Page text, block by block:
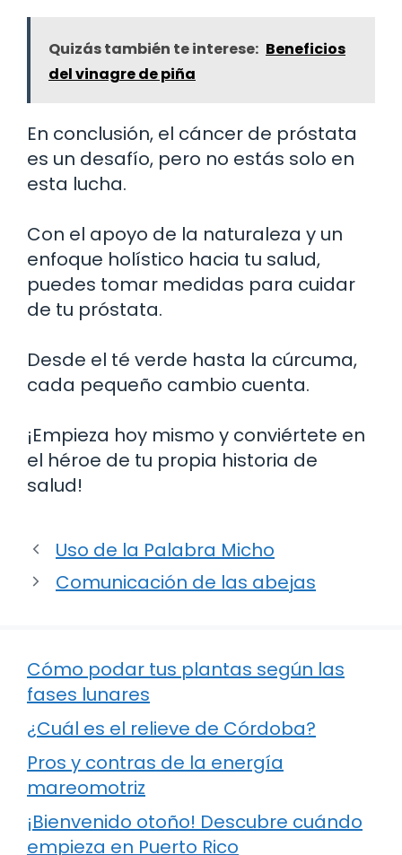
Quizás también te interese: Beneficios
del vinagre de piña
En conclusión, el cáncer de próstata
es un desafío, pero no estás solo en
esta lucha.
Con el apoyo de la naturaleza y un
enfoque holístico hacia tu salud,
puedes tomar medidas para cuidar
de tu próstata.
Desde el té verde hasta la cúrcuma,
cada pequeño cambio cuenta.
¡Empieza hoy mismo y conviértete en
el héroe de tu propia historia de
salud!
Uso de la Palabra Micho
Comunicación de las abejas
Cómo podar tus plantas según las
fases lunares
¿Cuál es el relieve de Córdoba?
Pros y contras de la energía
mareomotriz
¡Bienvenido otoño! Descubre cuándo
empieza en Puerto Rico